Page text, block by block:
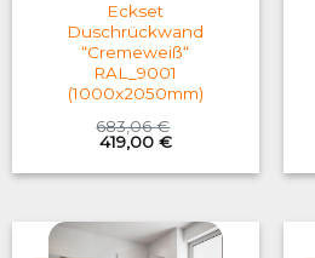
Eckset
Duschrückwand
“Cremeweiß“
RAL_9001
(1000x2050mm)
683,06€
Original
price
was:
419,00 €Current
is: